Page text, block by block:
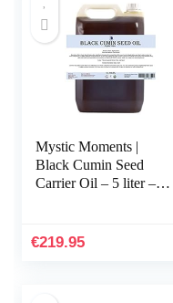
Mystic Moments |
Black Cumin Seed
Carrier Oil – 5 liter –
€219.95